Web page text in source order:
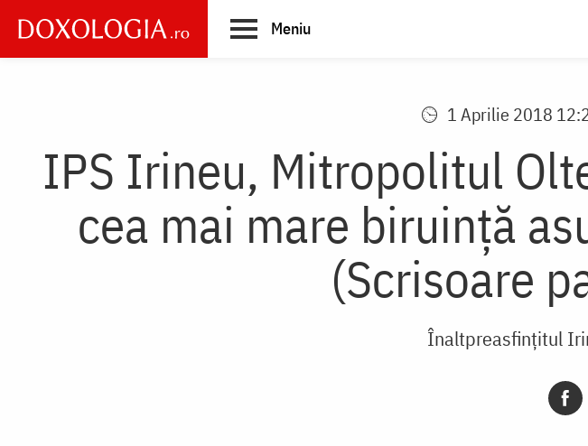
main
Meniu
1 Aprilie 2018
IPS Irineu, Mitropolitul
cea mai mare biruinţă
(Scrisoare
Înaltpreasfințitul